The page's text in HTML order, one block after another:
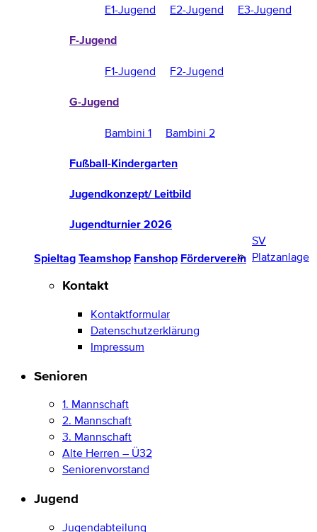
E1-Jugend E2-Jugend E3-Jugend
F-Jugend
F1-Jugend F2-Jugend
G-Jugend
Bambini 1 Bambini 2
Fußball-Kindergarten
Jugendkonzept/ Leitbild
Jugendturnier 2026
Spieltag Teamshop Fanshop Förderverein
SV
Platzanlage
Kontakt
Kontaktformular
Datenschutzerklärung
Impressum
Senioren
1. Mannschaft
2. Mannschaft
3. Mannschaft
Alte Herren – Ü32
Seniorenvorstand
Jugend
Jugendabteilung